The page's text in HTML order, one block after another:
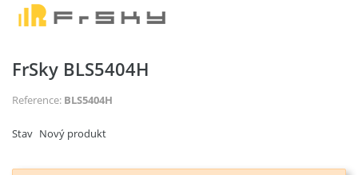
FrSky BLS5404H
Reference: BLS5404H
Stav Nový produkt